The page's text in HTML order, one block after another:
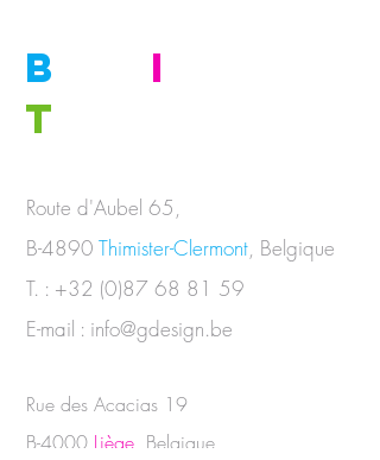
B I
T
Route d'Aubel 65,
B-4890 Thimister-Clermont, Belgique
T. : +32 (0)87 68 81 59
E-mail : info@gdesign.be
Rue des Acacias 19
B-4000 Liège , Belgique